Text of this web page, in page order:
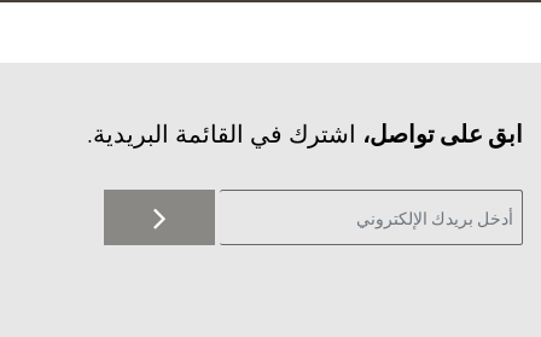
‫ابق على تواصل، اشترك في القائمة البريدية.